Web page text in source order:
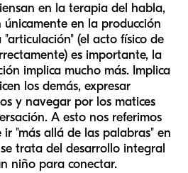
en la terapia del habla,
en la producción
(el acto físico de
es importante, la
implica mucho más. Implica
los demás, expresar
y navegar por los matices
A esto nos referimos
"más allá de las palabras" en
trata del desarrollo integral
niño para conectar.